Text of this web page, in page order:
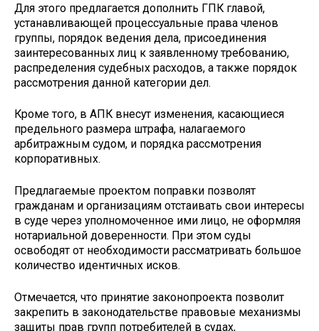
Для этого предлагается дополнить ГПК главой,
устанавливающей процессуальные права членов
группы, порядок ведения дела, присоединения
заинтересованных лиц к заявленному требованию,
распределения судебных расходов, а также порядок
рассмотрения данной категории дел.
Кроме того, в АПК внесут изменения, касающиеся
предельного размера штрафа, налагаемого
арбитражным судом, и порядка рассмотрения
корпоративных.
Предлагаемые проектом поправки позволят
гражданам и организациям отстаивать свои интересы
в суде через уполномоченное ими лицо, не оформляя
нотариальной доверенности. При этом суды
освободят от необходимости рассматривать большое
количество идентичных исков.
Отмечается, что принятие законопроекта позволит
закрепить в законодательстве правовые механизмы
защиты прав групп потребителей в судах,